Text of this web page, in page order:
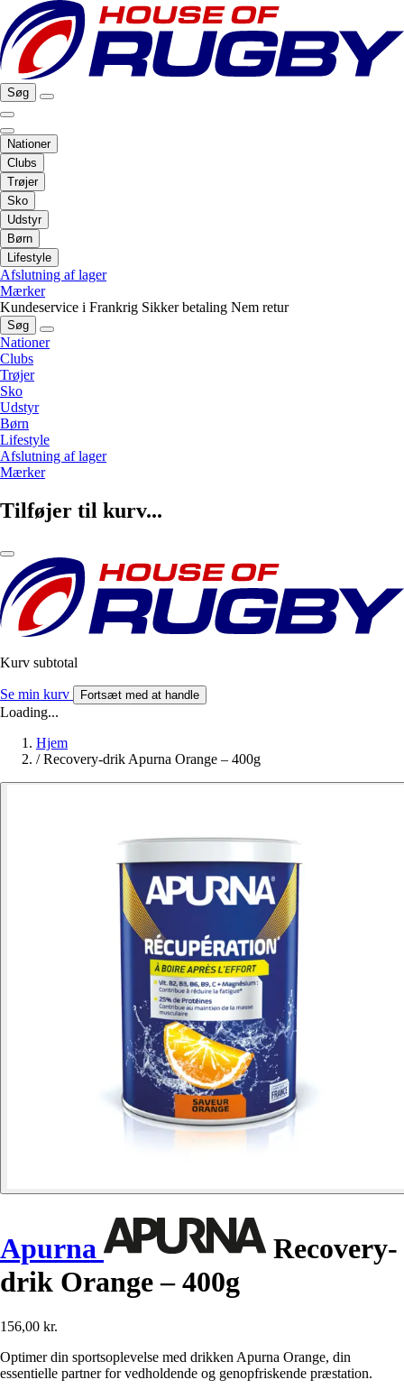
Søg
Nationer
Clubs
Trøjer
Sko
Udstyr
Børn
Lifestyle
Afslutning af lager
Mærker
Kundeservice i Frankrig Sikker betaling Nem retur
Søg
Nationer
Clubs
Trøjer
Sko
Udstyr
Børn
Lifestyle
Afslutning af lager
Mærker
Tilføjer til kurv...
Kurv subtotal
Se min kurv Fortsæt med at handle
Loading...
Hjem
/ Recovery-drik Apurna Orange – 400g
Apurna
Recovery-
drik Orange – 400g
156,00 kr.
Optimer din sportsoplevelse med drikken Apurna Orange, din
essentielle partner for vedholdende og genopfriskende præstation.